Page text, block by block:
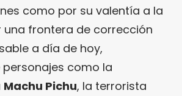
como por su valentía a la
una frontera de corrección
a día de hoy,
como la
Machu Pichu, la terrorista